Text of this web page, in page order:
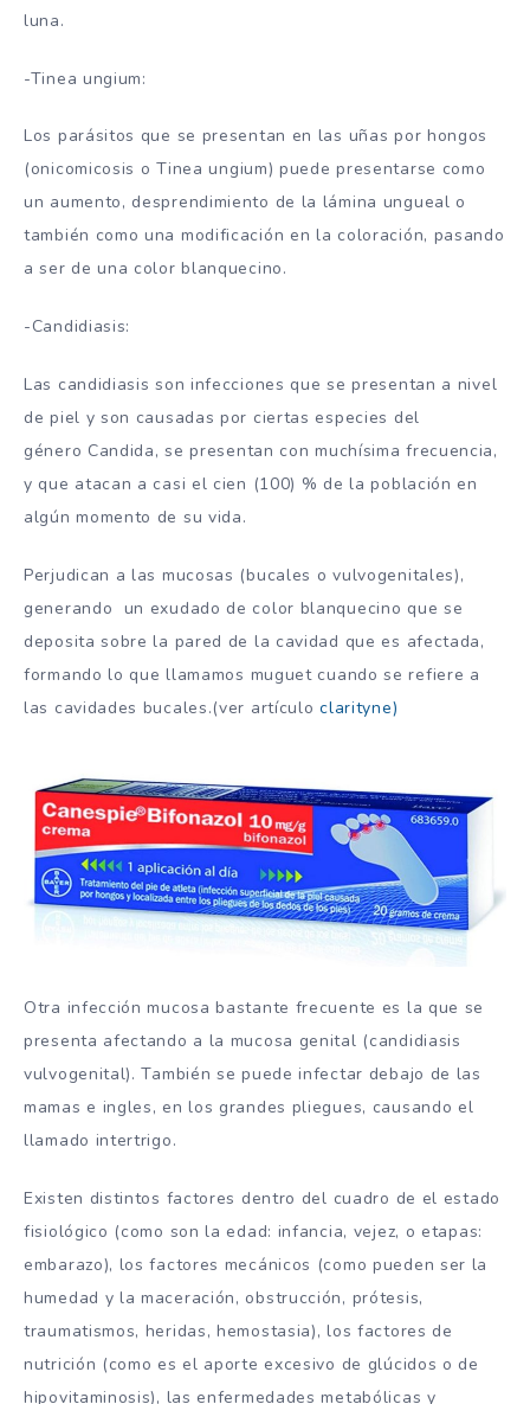
luna.
-Tinea ungium:
Los parásitos que se presentan en las uñas por hongos
(onicomicosis oTinea ungium) puede presentarse como
un aumento, desprendimiento de la lámina ungueal o
también como una modificación en la coloración, pasando
a ser de una color blanquecino.
-Candidiasis:
Las candidiasis son infecciones que se presentan a nivel
de piel y son causadas por ciertas especies del
género Candida, se presentan con muchísima frecuencia,
y que atacan a casi el cien (100) % de la población en
algún momento de su vida.
Perjudican a las mucosas (bucales o vulvogenitales),
generando un exudado de color blanquecino que se
deposita sobre la pared de la cavidad que es afectada,
formando lo que llamamos muguetcuando se refiere a
las cavidades bucales.(ver artículoclarityne)
Otra infección mucosa bastante frecuente es la que se
presenta afectando a la mucosa genital (candidiasis
vulvogenital). También se puede infectar debajo de las
mamas e ingles, en los grandes pliegues, causando el
llamado intertrigo.
Existen distintos factores dentro del cuadro de el estado
fisiológico (como son la edad: infancia, vejez, o etapas:
embarazo), los factores mecánicos (como pueden ser la
humedad y la maceración, obstrucción, prótesis,
traumatismos, heridas, hemostasia), los factores de
nutrición (como es el aporte excesivo de glúcidos o de
hipovitaminosis), las enfermedades metabólicas y